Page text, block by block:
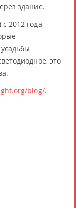
здание.
2012 года
это
blog/.